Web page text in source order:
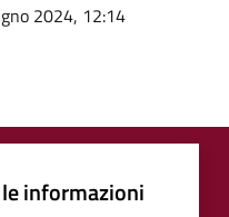
2024, 12:14
informazioni